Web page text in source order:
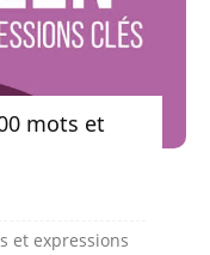
mots et
et expressions